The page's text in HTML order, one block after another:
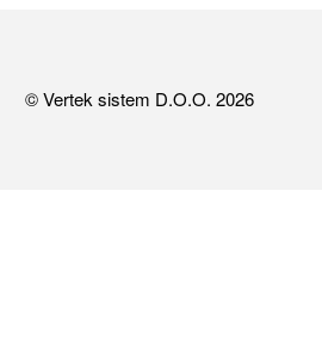
© Vertek sistem D.O.O. 2026